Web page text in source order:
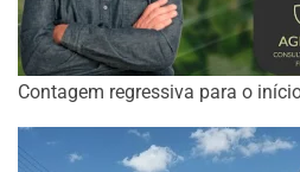
Contagem regressiva para o